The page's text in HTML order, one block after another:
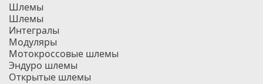
Шлемы
Шлемы
Интегралы
Модуляры
Мотокроссовые шлемы
Эндуро шлемы
Открытые шлемы